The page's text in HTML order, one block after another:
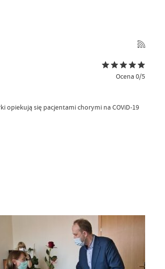
Ocena 0/5
opiekują się pacjentami chorymi na COViD-19